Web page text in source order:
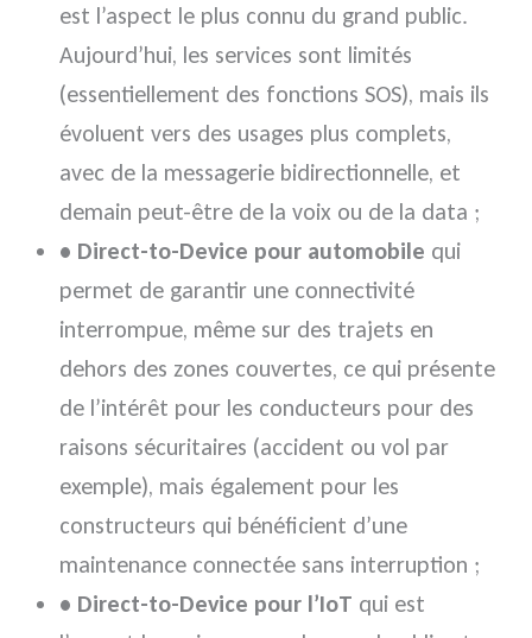
est l’aspect le plus connu du grand public.
Aujourd’hui, les services sont limités
(essentiellement des fonctions SOS), mais ils
évoluent vers des usages plus complets,
avec de la messagerie bidirectionnelle, et
demain peut-être de la voix ou de la data ;
• Direct-to-Device pour automobile qui
permet de garantir une connectivité
interrompue, même sur des trajets en
dehors des zones couvertes, ce qui présente
de l’intérêt pour les conducteurs pour des
raisons sécuritaires (accident ou vol par
exemple), mais également pour les
constructeurs qui bénéficient d’une
maintenance connectée sans interruption ;
• Direct-to-Device pour l’IoT qui est